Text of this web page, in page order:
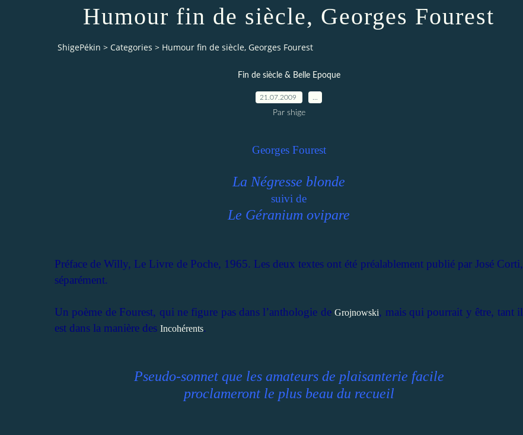
Humour fin de siècle, Georges Fourest
ShigePékin > Categories > Humour fin de siècle, Georges Fourest
Fin de siècle & Belle Epoque
21.07.2009
Par shige
Georges Fourest
La Négresse blonde
suivi de
Le Géranium ovipare
Préface de Willy, Le Livre de Poche, 1965. Les deux textes ont été préalablement publié par José Corti,
séparément.
Un poème de Fourest, qui ne figure pas dans l’anthologie deGrojnowski, mais qui pourrait y être, tant il
est dans la manière des Incohérents.
Pseudo-sonnet que les amateurs de plaisanterie facile
proclameront le plus beau du recueil